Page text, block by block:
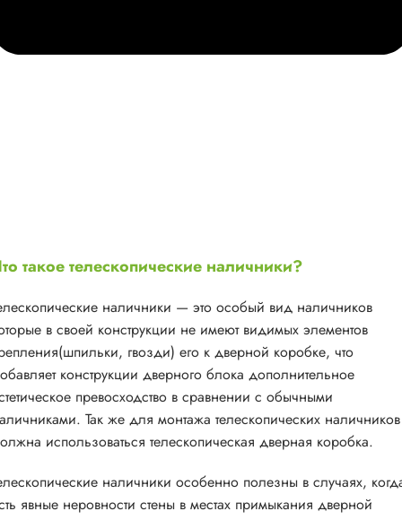
такое телескопические наличники?
наличники — это особый вид наличников
в своей конструкции не имеют видимых элементов
гвозди) его к дверной коробке, что
конструкции дверного блока дополнительное
превосходство в сравнении с обычными
Так же для монтажа телескопических наличников
использоваться телескопическая дверная коробка.
наличники особенно полезны в случаях,
явные неровности стены в местах примыкания дверной